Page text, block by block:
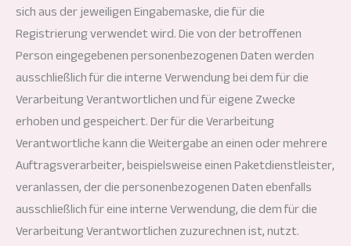
sich aus der jeweiligen Eingabemaske, die für die
Registrierung verwendet wird. Die von der betroffenen
Person eingegebenen personenbezogenen Daten werden
ausschließlich für die interne Verwendung bei dem für die
Verarbeitung Verantwortlichen und für eigene Zwecke
erhoben und gespeichert. Der für die Verarbeitung
Verantwortliche kann die Weitergabe an einen oder mehrere
Auftragsverarbeiter, beispielsweise einen Paketdienstleister,
veranlassen, der die personenbezogenen Daten ebenfalls
ausschließlich für eine interne Verwendung, die dem für die
Verarbeitung Verantwortlichen zuzurechnen ist, nutzt.